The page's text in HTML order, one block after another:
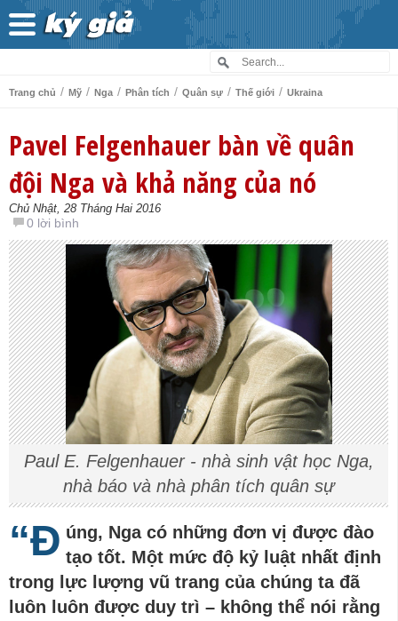
Trang chủ / Mỹ / Nga / Phân tích / Quân sự / Thế giới / Ukraina
Pavel Felgenhauer bàn về quân
đội Nga và khả năng của nó
Chủ Nhật, 28 Tháng Hai 2016
0 lời bình
Paul E. Felgenhauer - nhà sinh vật học Nga,
nhà báo và nhà phân tích quân sự
“Đ úng, Nga có những đơn vị được đào
tạo tốt. Một mức độ kỷ luật nhất định
trong lực lượng vũ trang của chúng ta đã
luôn luôn được duy trì – không thể nói rằng